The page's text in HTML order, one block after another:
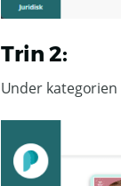
Trin 2:
Under kategorien